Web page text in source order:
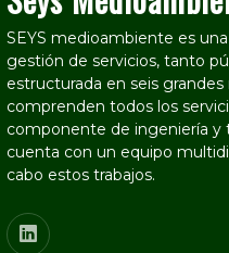
SEYS medioambiente es
gestión de servicios, tanto
estructurada en seis
comprenden todos los
componente de ingeniería y
cuenta con un equipo
cabo estos trabajos.